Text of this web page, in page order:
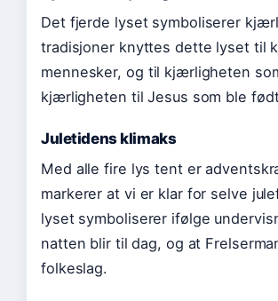
Det fjerde lyset symboliserer
tradisjoner knyttes dette lyset til
mennesker, og til kjærligheten
kjærligheten til Jesus som ble
Juletidens klimaks
Med alle fire lys tent er
markerer at vi er klar for selve
lyset symboliserer ifølge
natten blir til dag, og at
folkeslag.